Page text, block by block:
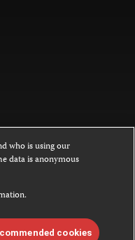
licensed under a
4.0
the Creative Commons
see ourFAQs
who is using our
data is anonymous
cookies